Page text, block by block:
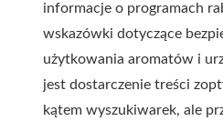
informacje o programach
wskazówki dotyczące
użytkowania aromatów i
jest dostarczenie treści
kątem wyszukiwarek, ale